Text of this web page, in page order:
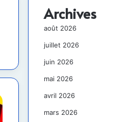
Archives
août 2026
juillet 2026
juin 2026
mai 2026
avril 2026
mars 2026